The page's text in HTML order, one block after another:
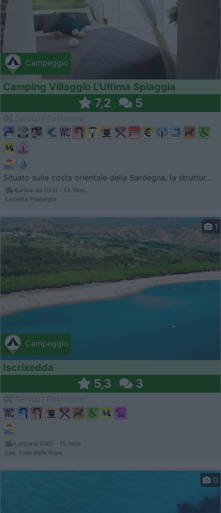
Campeggio
Camping Villaggio L'Ultima Spiaggia
7,2 5
Situato sulla costa orientale della Sardegna, la struttur...
Barisardo (OG) - 12.9km
Località Planargia
Campeggio
1
Iscrixedda
5,3 3
Lotzorai (OG) - 15.6km
Loc. Lido delle Rose
0